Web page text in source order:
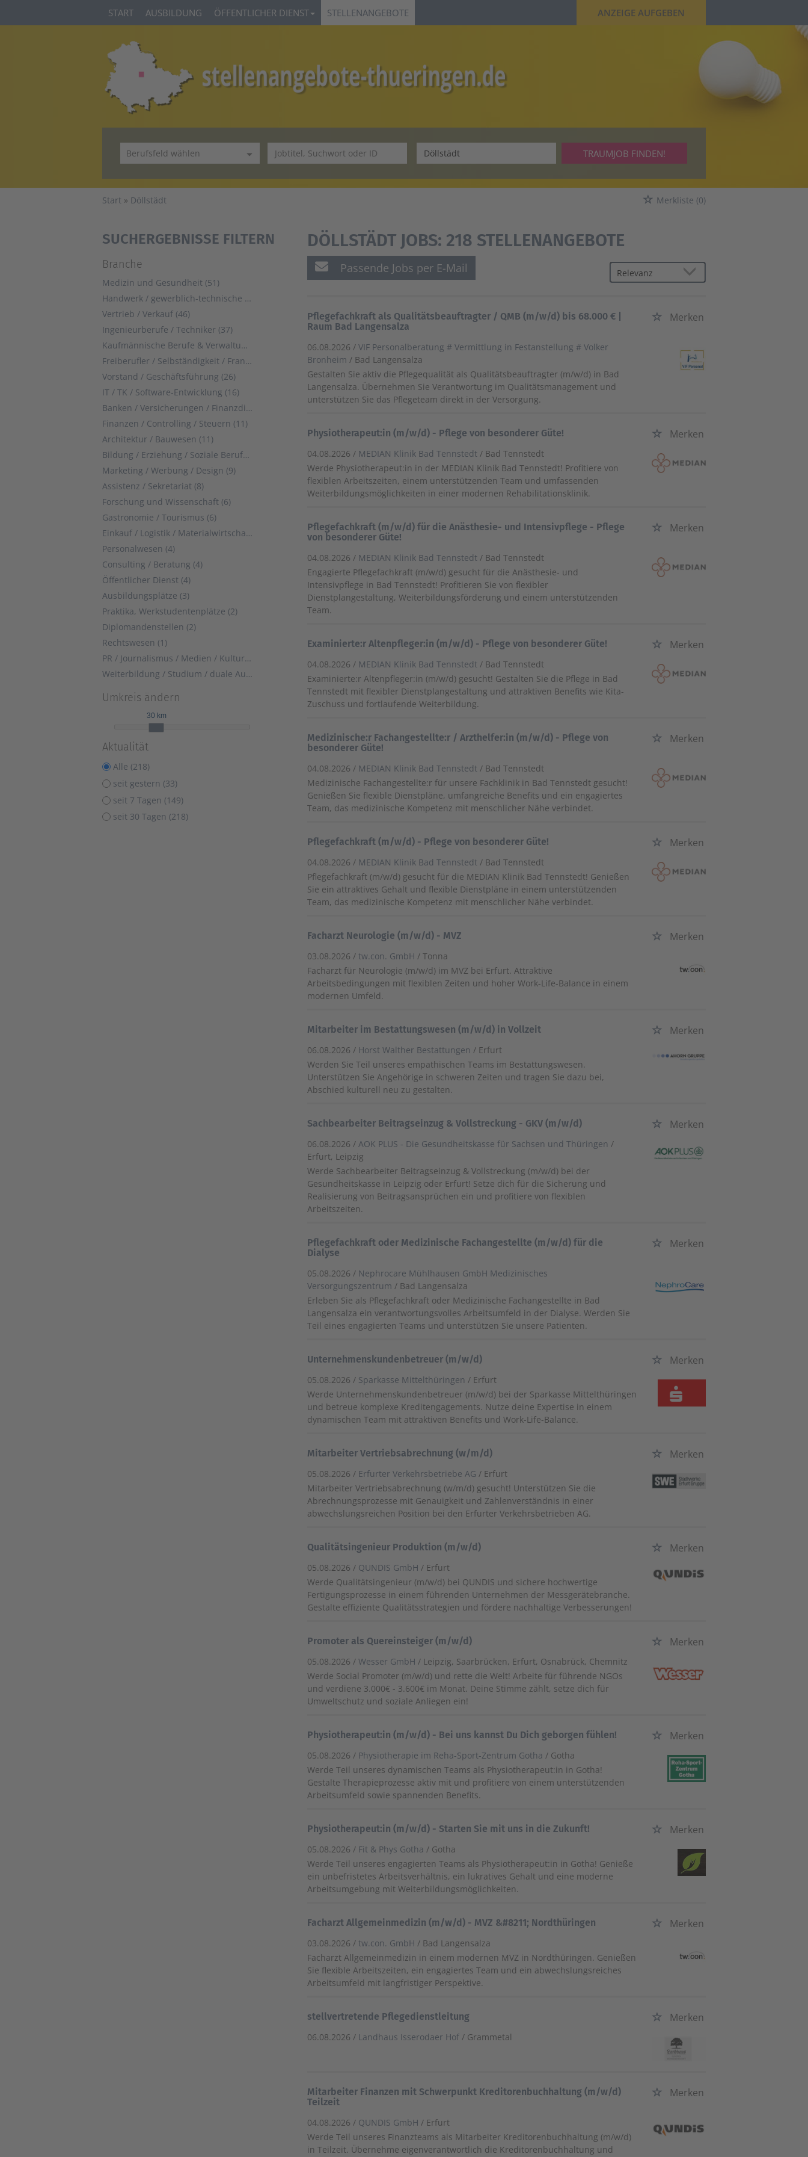
START AUSBILDUNG ÖFFENTLICHER DIENST STELLENANGEBOTE ANZEIGE AUFGEBEN
TRAUMJOB FINDEN!
Start Döllstädt Merkliste (0)
SUCHERGEBNISSE FILTERN
Branche
Medizin und Gesundheit (51)
Handwerk / gewerblich-technische Berufe (51)
Vertrieb / Verkauf (46)
Ingenieurberufe / Techniker (37)
Kaufmännische Berufe & Verwaltung (29)
Freiberufler / Selbständigkeit / Franchise (28)
Vorstand / Geschäftsführung (26)
IT / TK / Software-Entwicklung (16)
Banken / Versicherungen / Finanzdienstleister (12)
Finanzen / Controlling / Steuern (11)
Architektur / Bauwesen (11)
Bildung / Erziehung / Soziale Berufe (10)
Marketing / Werbung / Design (9)
Assistenz / Sekretariat (8)
Forschung und Wissenschaft (6)
Gastronomie / Tourismus (6)
Einkauf / Logistik / Materialwirtschaft (5)
Personalwesen (4)
Consulting / Beratung (4)
Öffentlicher Dienst (4)
Ausbildungsplätze (3)
Praktika, Werkstudentenplätze (2)
Diplomandenstellen (2)
Rechtswesen (1)
PR / Journalismus / Medien / Kultur (1)
Weiterbildung / Studium / duale Ausbildung (1)
Umkreis ändern
30 km
Aktualität
Alle (218)
seit gestern (33)
seit 7 Tagen (149)
seit 30 Tagen (218)
DÖLLSTÄDT JOBS: 218 STELLENANGEBOTE
Passende Jobs per E-Mail
Pflegefachkraft als Qualitätsbeauftragter / QMB (m/w/d) bis 68.000 € |
Raum Bad Langensalza
Merken
06.08.2026 /VIF Personalberatung # Vermittlung in Festanstellung # Volker
Bronheim / Bad Langensalza
Gestalten Sie aktiv die Pflegequalität als Qualitätsbeauftragter (m/w/d) in Bad
Langensalza. Übernehmen Sie Verantwortung im Qualitätsmanagement und
unterstützen Sie das Pflegeteam direkt in der Versorgung.
Physiotherapeut:in (m/w/d) - Pflege von besonderer Güte! Merken
04.08.2026 / MEDIAN Klinik Bad Tennstedt / Bad Tennstedt
Werde Physiotherapeut:in in der MEDIAN Klinik Bad Tennstedt! Profitiere von
flexiblen Arbeitszeiten, einem unterstützenden Team und umfassenden
Weiterbildungsmöglichkeiten in einer modernen Rehabilitationsklinik.
Pflegefachkraft (m/w/d) für die Anästhesie- und Intensivpflege - Pflege
von besonderer Güte!
Merken
04.08.2026 / MEDIAN Klinik Bad Tennstedt / Bad Tennstedt
Engagierte Pflegefachkraft (m/w/d) gesucht für die Anästhesie- und
Intensivpflege in Bad Tennstedt! Profitieren Sie von flexibler
Dienstplangestaltung, Weiterbildungsförderung und einem unterstützenden
Team.
Examinierte:r Altenpfleger:in (m/w/d) - Pflege von besonderer Güte! Merken
04.08.2026 / MEDIAN Klinik Bad Tennstedt / Bad Tennstedt
Examinierte:r Altenpfleger:in (m/w/d) gesucht! Gestalten Sie die Pflege in Bad
Tennstedt mit flexibler Dienstplangestaltung und attraktiven Benefits wie Kita-
Zuschuss und fortlaufende Weiterbildung.
Medizinische:r Fachangestellte:r / Arzthelfer:in (m/w/d) - Pflege von
besonderer Güte!
Merken
04.08.2026 / MEDIAN Klinik Bad Tennstedt / Bad Tennstedt
Medizinische Fachangestellte:r für unsere Fachklinik in Bad Tennstedt gesucht!
Genießen Sie flexible Dienstpläne, umfangreiche Benefits und ein engagiertes
Team, das medizinische Kompetenz mit menschlicher Nähe verbindet.
Pflegefachkraft (m/w/d) - Pflege von besonderer Güte! Merken
04.08.2026 / MEDIAN Klinik Bad Tennstedt / Bad Tennstedt
Pflegefachkraft (m/w/d) gesucht für die MEDIAN Klinik Bad Tennstedt! Genießen
Sie ein attraktives Gehalt und flexible Dienstpläne in einem unterstützenden
Team, das medizinische Kompetenz mit menschlicher Nähe verbindet.
Facharzt Neurologie (m/w/d) - MVZ Merken
03.08.2026 /tw.con. GmbH / Tonna
Facharzt für Neurologie (m/w/d) im MVZ bei Erfurt. Attraktive
Arbeitsbedingungen mit flexiblen Zeiten und hoher Work-Life-Balance in einem
modernen Umfeld.
Mitarbeiter im Bestattungswesen (m/w/d) in Vollzeit Merken
06.08.2026 / Horst Walther Bestattungen / Erfurt
Werden Sie Teil unseres empathischen Teams im Bestattungswesen.
Unterstützen Sie Angehörige in schweren Zeiten und tragen Sie dazu bei,
Abschied kulturell neu zu gestalten.
Sachbearbeiter Beitragseinzug & Vollstreckung - GKV (m/w/d) Merken
06.08.2026 /AOK PLUS - Die Gesundheitskasse für Sachsen und Thüringen /
Erfurt, Leipzig
Werde Sachbearbeiter Beitragseinzug & Vollstreckung (m/w/d) bei der
Gesundheitskasse in Leipzig oder Erfurt! Setze dich für die Sicherung und
Realisierung von Beitragsansprüchen ein und profitiere von flexiblen
Arbeitszeiten.
Pflegefachkraft oder Medizinische Fachangestellte (m/w/d) für die
Dialyse
Merken
05.08.2026 / Nephrocare Mühlhausen GmbH Medizinisches
Versorgungszentrum / Bad Langensalza
Erleben Sie als Pflegefachkraft oder Medizinische Fachangestellte in Bad
Langensalza ein verantwortungsvolles Arbeitsumfeld in der Dialyse. Werden Sie
Teil eines engagierten Teams und unterstützen Sie unsere Patienten.
Unternehmenskundenbetreuer (m/w/d) Merken
05.08.2026 / Sparkasse Mittelthüringen / Erfurt
Werde Unternehmenskundenbetreuer (m/w/d) bei der Sparkasse Mittelthüringen
und betreue komplexe Kreditengagements. Nutze deine Expertise in einem
dynamischen Team mit attraktiven Benefits und Work-Life-Balance.
Mitarbeiter Vertriebsabrechnung (w/m/d) Merken
05.08.2026 / Erfurter Verkehrsbetriebe AG / Erfurt
Mitarbeiter Vertriebsabrechnung (w/m/d) gesucht! Unterstützen Sie die
Abrechnungsprozesse mit Genauigkeit und Zahlenverständnis in einer
abwechslungsreichen Position bei den Erfurter Verkehrsbetrieben AG.
Qualitätsingenieur Produktion (m/w/d) Merken
05.08.2026 / QUNDIS GmbH / Erfurt
Werde Qualitätsingenieur (m/w/d) bei QUNDIS und sichere hochwertige
Fertigungsprozesse in einem führenden Unternehmen der Messgerätebranche.
Gestalte effiziente Qualitätsstrategien und fördere nachhaltige Verbesserungen!
Promoter als Quereinsteiger (m/w/d) Merken
05.08.2026 /Wesser GmbH / Leipzig, Saarbrücken, Erfurt, Osnabrück, Chemnitz
Werde Social Promoter (m/w/d) und rette die Welt! Arbeite für führende NGOs
und verdiene 3.000€ - 3.600€ im Monat. Deine Stimme zählt, setze dich für
Umweltschutz und soziale Anliegen ein!
Physiotherapeut:in (m/w/d) - Bei uns kannst Du Dich geborgen fühlen! Merken
05.08.2026 / Physiotherapie im Reha-Sport-Zentrum Gotha / Gotha
Werde Teil unseres dynamischen Teams als Physiotherapeut:in in Gotha!
Gestalte Therapieprozesse aktiv mit und profitiere von einem unterstützenden
Arbeitsumfeld sowie spannenden Benefits.
Physiotherapeut:in (m/w/d) - Starten Sie mit uns in die Zukunft! Merken
05.08.2026 / Fit & Phys Gotha / Gotha
Werde Teil unseres engagierten Teams als Physiotherapeut:in in Gotha! Genieße
ein unbefristetes Arbeitsverhältnis, ein lukratives Gehalt und eine moderne
Arbeitsumgebung mit Weiterbildungsmöglichkeiten.
Facharzt Allgemeinmedizin (m/w/d) - MVZ &#8211; Nordthüringen Merken
03.08.2026 /tw.con. GmbH / Bad Langensalza
Facharzt Allgemeinmedizin in einem modernen MVZ in Nordthüringen. Genießen
Sie flexible Arbeitszeiten, ein engagiertes Team und ein abwechslungsreiches
Arbeitsumfeld mit langfristiger Perspektive.
stellvertretende Pflegedienstleitung Merken
06.08.2026 / Landhaus Isserodaer Hof / Grammetal
Mitarbeiter Finanzen mit Schwerpunkt Kreditorenbuchhaltung (m/w/d)
Teilzeit
Merken
04.08.2026 / QUNDIS GmbH / Erfurt
Werde Teil unseres Finanzteams als Mitarbeiter Kreditorenbuchhaltung (m/w/d)
in Teilzeit. Übernehme eigenverantwortlich die Kreditorenbuchhaltung und